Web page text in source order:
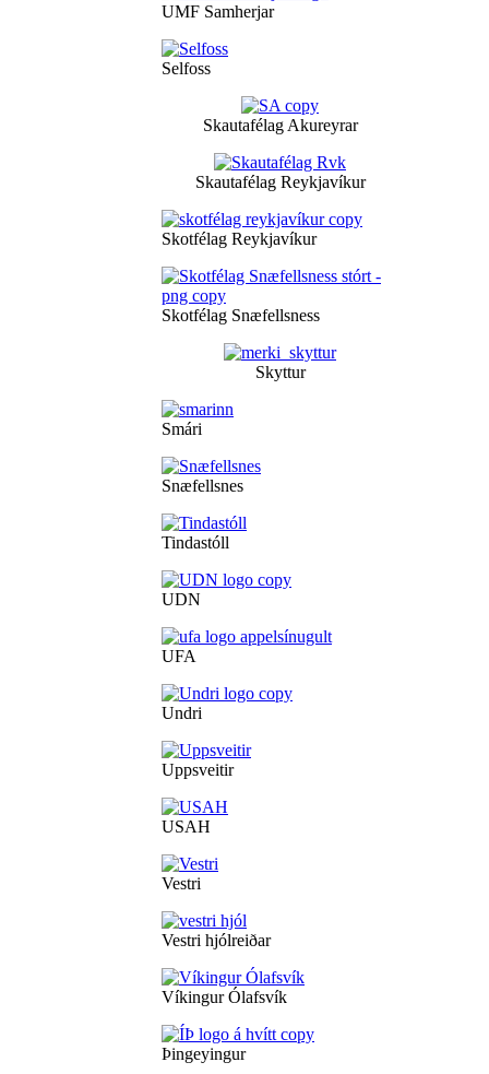
UMF Samherjar
Selfoss
Skautafélag Akureyrar
Skautafélag Reykjavíkur
Skotfélag Reykjavíkur
Skotfélag Snæfellsness
Skyttur
Smári
Snæfellsnes
Tindastóll
UDN
UFA
Undri
Uppsveitir
USAH
Vestri
Vestri hjólreiðar
Víkingur Ólafsvík
Þingeyingur